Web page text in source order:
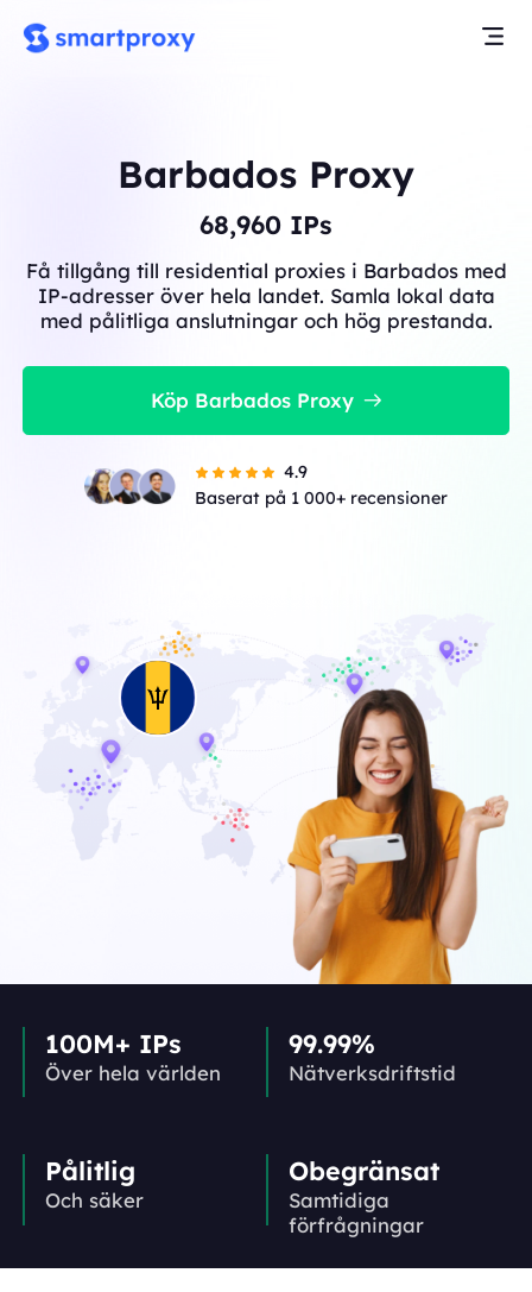
Barbados Proxy
68,960 IPs
Få tillgång till residential proxies i Barbados med
IP-adresser över hela landet. Samla lokal data
med pålitliga anslutningar och hög prestanda.
Köp Barbados Proxy
4.9
Baserat på 1 000+ recensioner
100M+ IPs
Över hela världen
99.99%
Nätverks­driftstid
Pålitlig
Och säker
Obegränsat
Samtidiga
förfrågningar